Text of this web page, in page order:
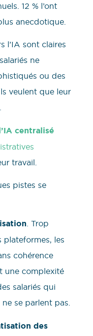
12 % l’ont
anecdotique.
l’IA sont claires
ne
ou des
veulent que leur
centralisé
travail.
pistes se
. Trop
plateformes, les
cohérence
une complexité
salariés qui
se parlent pas.
des